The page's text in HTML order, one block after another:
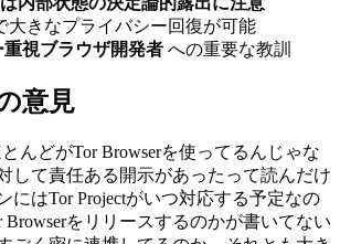
大きなプライバシー回復が可能
視ブラウザ開発者 への重要な教訓
意見
んどがTor Browserを使ってるんじゃな
して責任ある開示があったって読んだけ
にはTor Projectがいつ対応する予定なの
Browserをリリースするのかが書いてない